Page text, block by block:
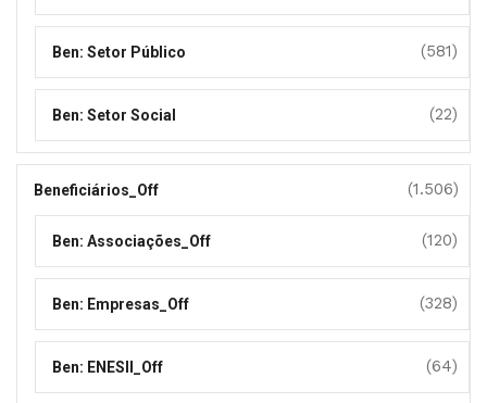
Ben: Setor Público (581)
Ben: Setor Social (22)
Beneficiários_Off (1.506)
Ben: Associações_Off (120)
Ben: Empresas_Off (328)
Ben: ENESII_Off (64)